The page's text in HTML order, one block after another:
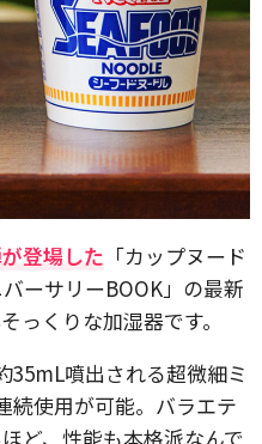
登場した 「カップヌード
ーサリーBOOK」の最新
っくりな加湿器です。
35mL噴出される超微細ミ
続使用が可能。バラエテ
ど、性能も本格派なんで